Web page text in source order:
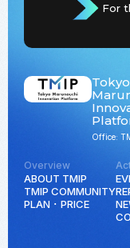
For
Tokyo
Office:
Overview
ABOUT TMIP
TMIP COMMUNITY
PLAN ･ PRICE